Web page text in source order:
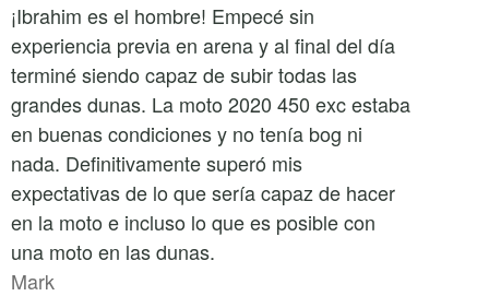
¡Ibrahim es el hombre! Empecé sin
experiencia previa en arena y al final del día
terminé siendo capaz de subir todas las
grandes dunas. La moto 2020 450 exc estaba
en buenas condiciones y no tenía bog ni
nada. Definitivamente superó mis
expectativas de lo que sería capaz de hacer
en la moto e incluso lo que es posible con
una moto en las dunas.
Mark